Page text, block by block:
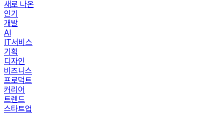
새로 나온
인기
개발
AI
IT서비스
기획
디자인
비즈니스
프로덕트
커리어
트렌드
스타트업